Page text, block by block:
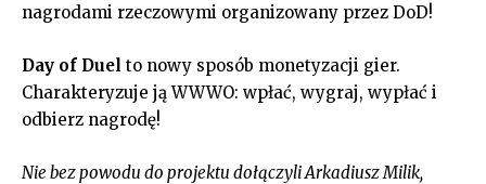
nagrodami rzeczowymi organizowany przez DoD!
Day of Duel to nowy sposób monetyzacji gier.
Charakteryzuje ją WWWO: wpłać, wygraj, wypłać i
odbierz nagrodę!
Nie bez powodu do projektu dołączyli Arkadiusz Milik,